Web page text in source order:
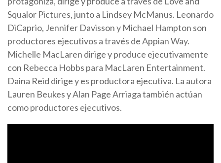
Squalor Pictures, junto a Lindsey McManus. Leonardo
DiCaprio, Jennifer Davisson y Michael Hampton son
productores ejecutivos a través de Appian Way.
Michelle MacLaren dirige y produce ejecutivamente
con Rebecca Hobbs para MacLaren Entertainment.
Daina Reid dirige y es productora ejecutiva. La autora
Lauren Beukes y Alan Page Arriaga también actúan
como productores ejecutivos.